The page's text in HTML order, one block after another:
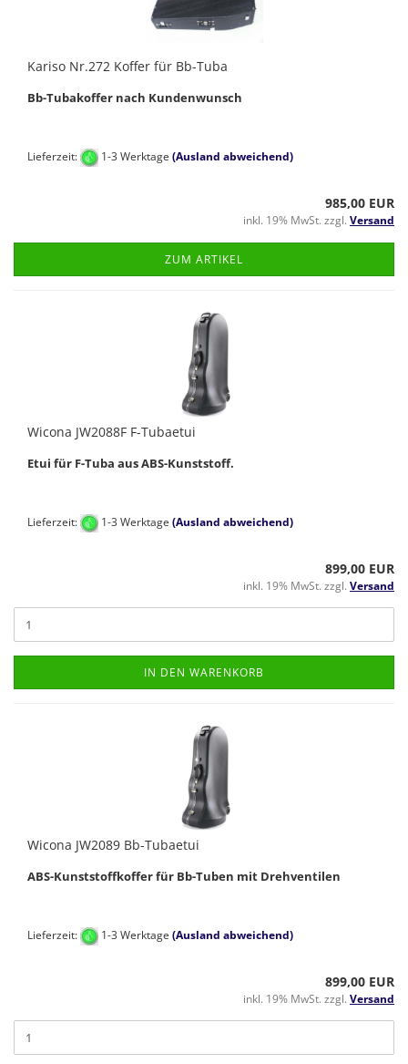
Kariso Nr.272 Koffer für Bb-Tuba
Bb-Tubakoffer nach Kundenwunsch
Lieferzeit: 1-3 Werktage (Ausland abweichend)
985,00 EUR
inkl. 19% MwSt. zzgl. Versand
ZUM ARTIKEL
Wicona JW2088F F-Tubaetui
Etui für F-Tuba aus ABS-Kunststoff.
Lieferzeit: 1-3 Werktage (Ausland abweichend)
899,00 EUR
inkl. 19% MwSt. zzgl. Versand
IN DEN WARENKORB
Wicona JW2089 Bb-Tubaetui
ABS-Kunststoffkoffer für Bb-Tuben mit Drehventilen
Lieferzeit: 1-3 Werktage (Ausland abweichend)
899,00 EUR
inkl. 19% MwSt. zzgl. Versand